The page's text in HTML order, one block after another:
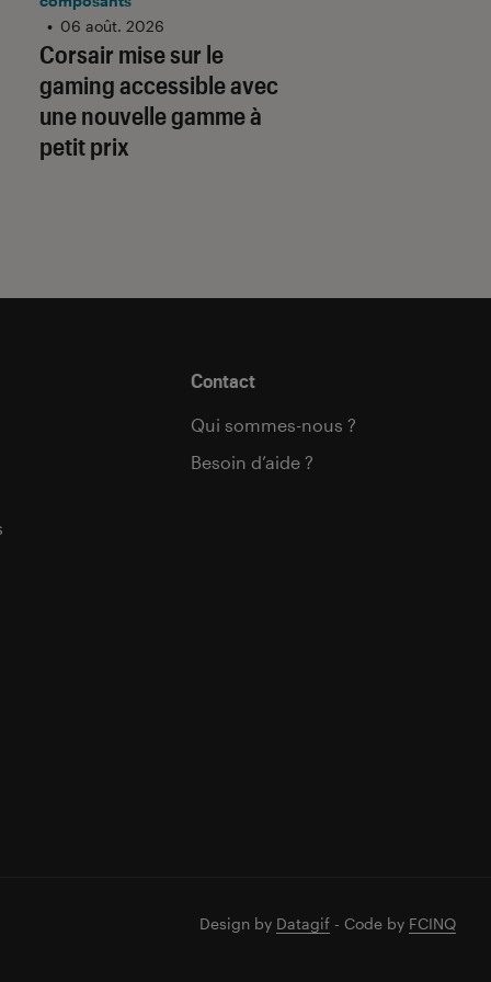
Corsair mise sur le
gaming accessible avec
une nouvelle gamme à
petit prix
• 06 août. 2026
Contact
Qui sommes-nous ?
Besoin d’aide ?
Design by Datagif - Code by FCINQ